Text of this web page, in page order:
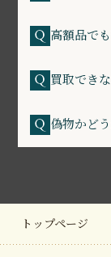
高額品で
買取でき
偽物かど
トップページ